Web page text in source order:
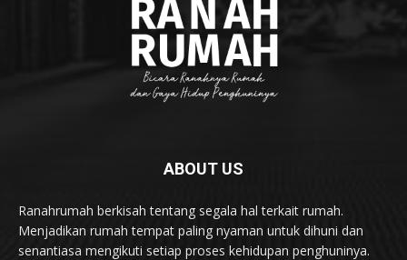
ABOUT US
Ranahrumah berkisah tentang segala hal terkait rumah.
Menjadikan rumah tempat paling nyaman untuk dihuni dan
senantiasa mengikuti setiap proses kehidupan penghuninya.